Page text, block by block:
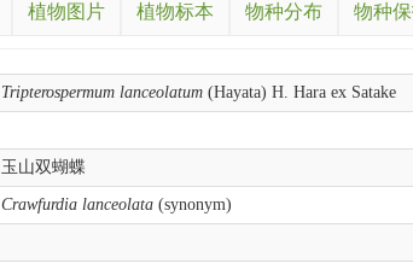
植物图片 植物标本 物种分布 物种
Tripterospermum lanceolatum (Hayata) H. Hara ex Satake
玉山双蝴蝶
Crawfurdia lanceolata (synonym)